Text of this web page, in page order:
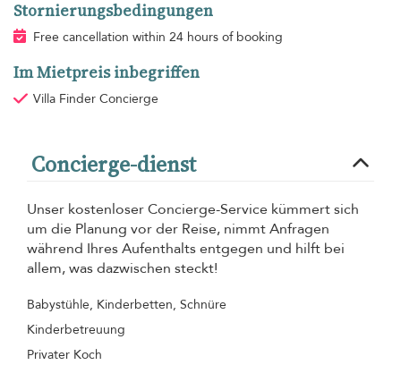
Stornierungsbedingungen
Free cancellation within 24 hours of booking
Im Mietpreis inbegriffen
Villa Finder Concierge
Concierge-dienst
Unser kostenloser Concierge-Service kümmert sich
um die Planung vor der Reise, nimmt Anfragen
während Ihres Aufenthalts entgegen und hilft bei
allem, was dazwischen steckt!
Babystühle, Kinderbetten, Schnüre
Kinderbetreuung
Privater Koch